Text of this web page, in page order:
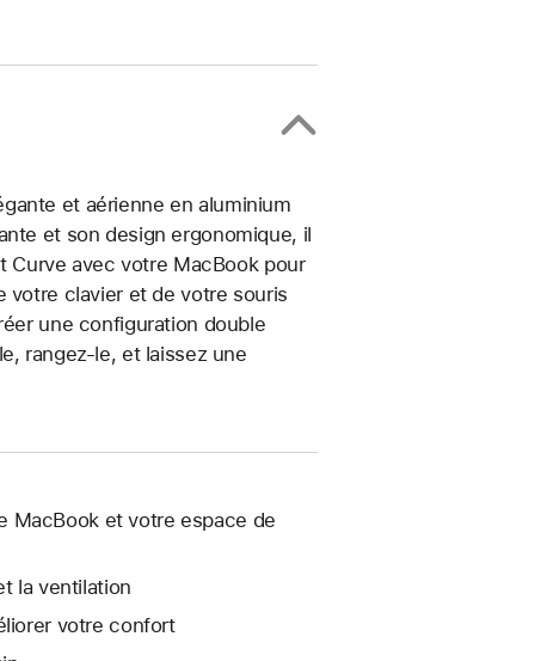
et aérienne en aluminium
et son design ergonomique, il
avec votre MacBook pour
votre clavier et de votre souris
une configuration double
rangez-le, et laissez une
MacBook et votre espace de
la ventilation
votre confort